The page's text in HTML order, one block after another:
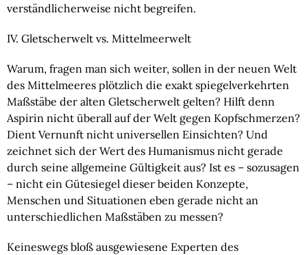
verständlicherweise nicht begreifen.
IV. Gletscherwelt vs. Mittelmeerwelt
Warum, fragen man sich weiter, sollen in der neuen Welt
des Mittelmeeres plötzlich die exakt spiegelverkehrten
Maßstäbe der alten Gletscherwelt gelten? Hilft denn
Aspirin nicht überall auf der Welt gegen Kopfschmerzen?
Dient Vernunft nicht universellen Einsichten? Und
zeichnet sich der Wert des Humanismus nicht gerade
durch seine allgemeine Gültigkeit aus? Ist es – sozusagen
– nicht ein Gütesiegel dieser beiden Konzepte,
Menschen und Situationen eben gerade nicht an
unterschiedlichen Maßstäben zu messen?
Keineswegs bloß ausgewiesene Experten des